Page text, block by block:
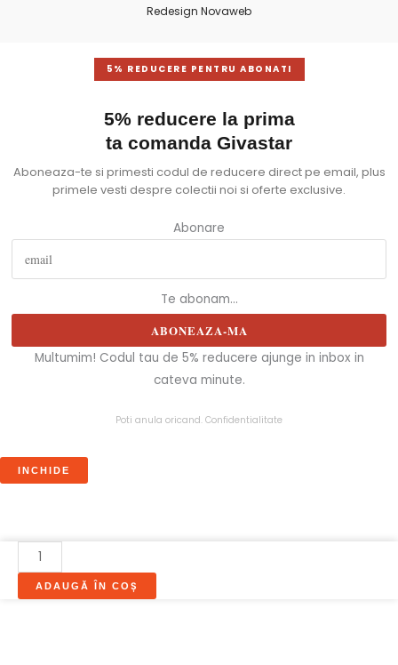
Redesign Novaweb
5% REDUCERE PENTRU ABONATI
5% reducere la prima
ta comanda Givastar
Aboneaza-te si primesti codul de reducere direct pe email, plus
primele vesti despre colectii noi si oferte exclusive.
Abonare
Te abonam...
ABONEAZA-MA
Multumim! Codul tau de 5% reducere ajunge in inbox in
cateva minute.
Poti anula oricand. Confidentialitate
INCHIDE
Cantitate
DRESSING
IMPERIAL
ADAUGĂ ÎN COȘ